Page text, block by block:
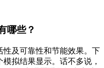
哪些？
及可靠性和节能效果。下
拟结果显示。话不多说，